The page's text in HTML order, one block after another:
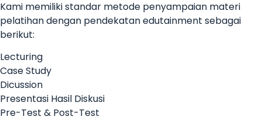
Kami memiliki standar metode penyampaian materi
pelatihan dengan pendekatan edutainment sebagai
berikut:
Lecturing
Case Study
Dicussion
Presentasi Hasil Diskusi
Pre-Test & Post-Test